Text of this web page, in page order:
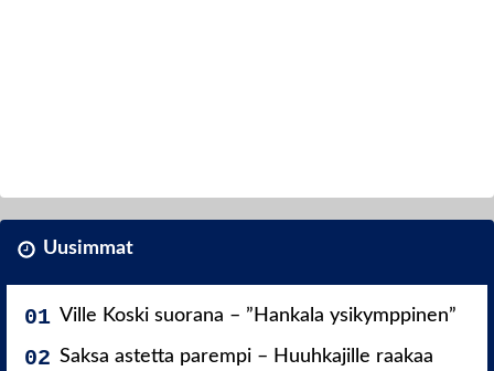
Uusimmat
Ville Koski suorana – ”Hankala ysikymppinen”
Saksa astetta parempi – Huuhkajille raakaa